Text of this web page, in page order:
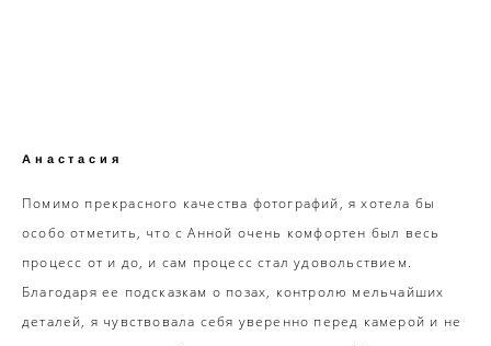
Анастасия
Помимо прекрасного качества фотографий, я хотела бы
особо отметить, что с Анной очень комфортен был весь
процесс от и до, и сам процесс стал удовольствием.
Благодаря ее подсказкам о позах, контролю мельчайших
деталей, я чувствовала себя уверенно перед камерой и не